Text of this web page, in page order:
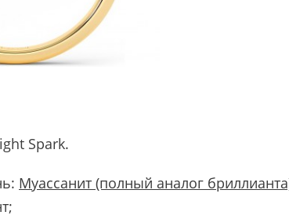
Spark.
Муассанит (полный аналог